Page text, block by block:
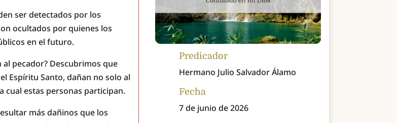
ser detectados por los
ocultados por quienes los
en el futuro.
pecador? Descubrimos que
Espíritu Santo, dañan no solo al
cual estas personas participan.
más dañinos que los
Predicador
Hermano Julio Salvador Álamo
Fecha
7 de junio de 2026